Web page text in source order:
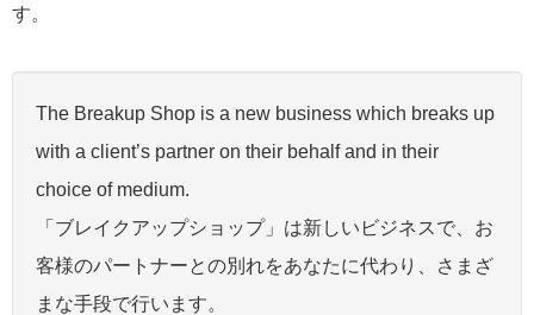
す。
The Breakup Shop is a new business which breaks up
with a client’s partner on their behalf and in their
choice of medium.
「ブレイクアップショップ」は新しいビジネスで、お
客様のパートナーとの別れをあなたに代わり、さまざ
まな手段で行います。